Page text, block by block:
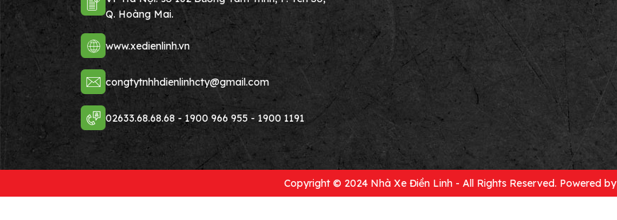
Q. Hoàng Mai.
www.xedienlinh.vn
congtytnhhdienlinhcty@gmail.com
02633.68.68.68 - 1900 966 955 - 1900 1191
Copyright © 2024 Nhà Xe Điền Linh - All Rights Reserved. Powered by